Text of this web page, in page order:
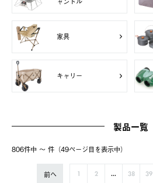
家具
キャリー
製品一覧
806件中 〜 件（49ページ⽬を表⽰中）
前へ 2 ... 38 39